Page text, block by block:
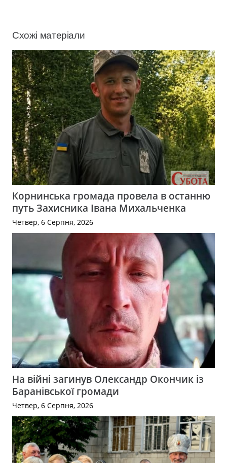
Схожі матеріали
Корнинська громада провела в останню
путь Захисника Івана Михальченка
Четвер, 6 Серпня, 2026
На війні загинув Олександр Окончик із
Баранівської громади
Четвер, 6 Серпня, 2026